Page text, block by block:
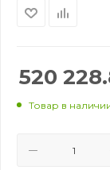
520
Товар в